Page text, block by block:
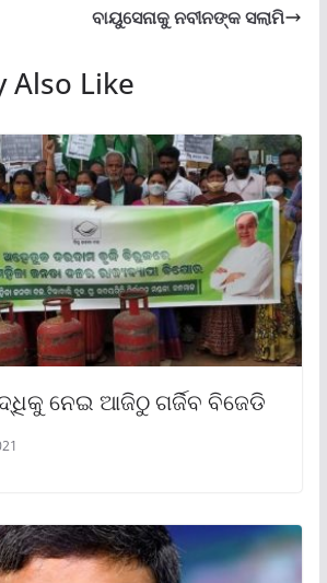
ବାୟୁସେନାକୁ ନବୀନଙ୍କ ସଲାମି
Also Like
ନେଇ ଆଜିଠୁ ଗର୍ଜିବ ବିଜେଡି